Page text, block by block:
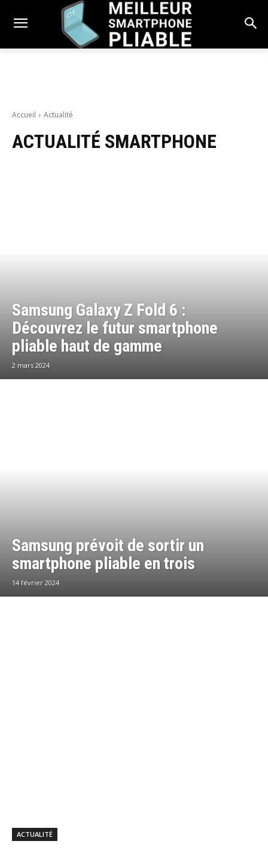
Accueil Actualité
ACTUALITÉ SMARTPHONE
Samsung Galaxy Z Fold 6 :
Découvrez le futur smartphone
pliable haut de gamme
2 mars 2024
Samsung prévoit de sortir un
smartphone pliable en trois
14 février 2024
ACTUALITÉ